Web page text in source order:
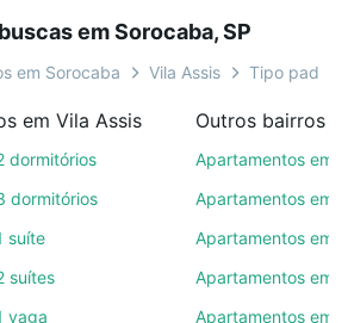
sem compromisso e você
de 46 mil corretores e
imóvel?
condomínios favoritos. Você
os filtros como quantidade de
ou sem vaga de garagem para
em Sorocaba, SP
em Sorocaba Vila Assis Tipo
em Vila Assis
dormitórios
dormitórios
suíte
suítes
vaga
Outros bairros
Apartamentos em
Apartamentos em
Apartamentos em
Apartamentos em
Apartamentos em